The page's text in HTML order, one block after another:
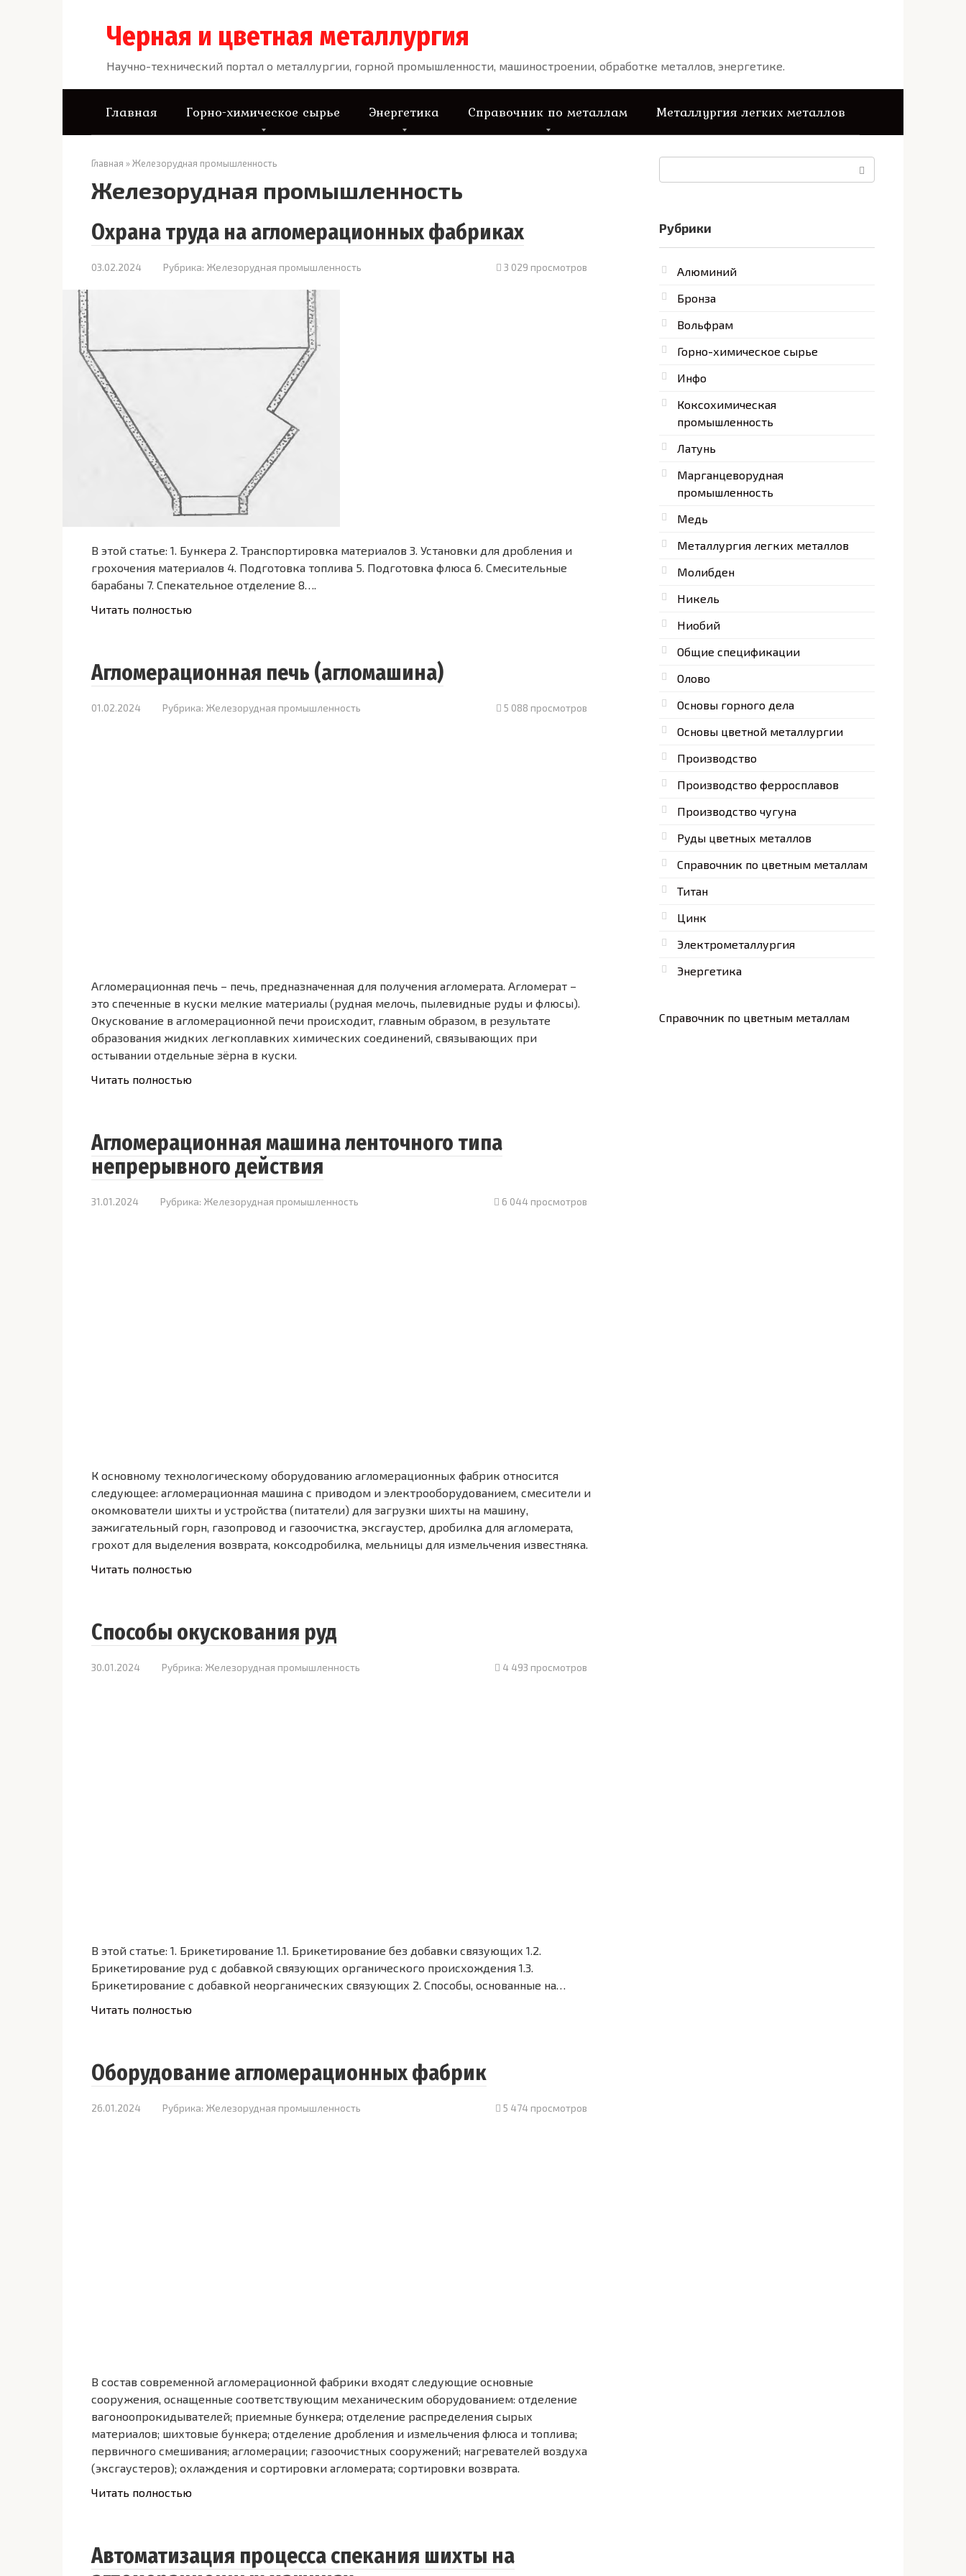
Черная и цветная металлургия
Научно-технический портал о металлургии, горной промышленности, машиностроении, обработке металлов, энергетике.
Главная Горно-химическое сырье Энергетика Справочник по металлам Металлургия легких металлов
Главная »Железорудная промышленность
Железорудная промышленность
Охрана труда на агломерационных фабриках
03.02.2024 Рубрика: Железорудная промышленность 3 029 просмотров
В этой статье: 1. Бункера 2. Транспортировка материалов 3. Установки для дробления и
грохочения материалов 4. Подготовка топлива 5. Подготовка флюса 6. Смесительные
барабаны 7. Спекательное отделение 8….
Читать полностью
Агломерационная печь (агломашина)
01.02.2024 Рубрика: Железорудная промышленность 5 088 просмотров
Агломерационная печь – печь, предназначенная для получения агломерата. Агломерат –
это спеченные в куски мелкие материалы (рудная мелочь, пылевидные руды и флюсы).
Окускование в агломерационной печи происходит, главным образом, в результате
образования жидких легкоплавких химических соединений, связывающих при
остывании отдельные зёрна в куски.
Читать полностью
Агломерационная машина ленточного типа
непрерывного действия
31.01.2024 Рубрика: Железорудная промышленность 6 044 просмотров
К основному технологическому оборудованию агломерационных фабрик относится
следующее: агломерационная машина с приводом и электрооборудованием, смесители и
окомкователи шихты и устройства (питатели) для загрузки шихты на машину,
зажигательный горн, газопровод и газоочистка, эксгаустер, дробилка для агломерата,
грохот для выделения возврата, коксодробилка, мельницы для измельчения известняка.
Читать полностью
Способы окускования руд
30.01.2024 Рубрика: Железорудная промышленность 4 493 просмотров
В этой статье: 1. Брикетирование 1.1. Брикетирование без добавки связующих 1.2.
Брикетирование руд с добавкой связующих органического происхождения 1.3.
Брикетирование с добавкой неорганических связующих 2. Способы, основанные на…
Читать полностью
Оборудование агломерационных фабрик
26.01.2024 Рубрика: Железорудная промышленность 5 474 просмотров
В состав современной агломерационной фабрики входят следующие основные
сооружения, оснащенные соответствующим механическим оборудованием: отделение
вагоноопрокидывателей; приемные бункера; отделение распределения сырых
материалов; шихтовые бункера; отделение дробления и измельчения флюса и топлива;
первичного смешивания; агломерации; газоочистных сооружений; нагревателей воздуха
(эксгаустеров); охлаждения и сортировки агломерата; сортировки возврата.
Читать полностью
Автоматизация процесса спекания шихты на
Рубрики
Алюминий
Бронза
Вольфрам
Горно-химическое сырье
Инфо
Коксохимическая
промышленность
Латунь
Марганцеворудная
промышленность
Медь
Металлургия легких металлов
Молибден
Никель
Ниобий
Общие спецификации
Олово
Основы горного дела
Основы цветной металлургии
Производство
Производство ферросплавов
Производство чугуна
Руды цветных металлов
Справочник по цветным металлам
Титан
Цинк
Электрометаллургия
Энергетика
Справочник по цветным металлам